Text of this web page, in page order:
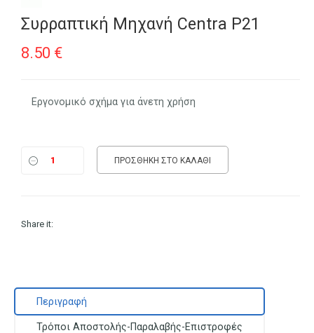
Συρραπτική Μηχανή Centra P21
8.50 €
Εργονομικό σχήμα για άνετη χρήση
ΠΡΟΣΘΉΚΗ ΣΤΟ ΚΑΛΆΘΙ
Share it:
Περιγραφή
Τρόποι Αποστολής-Παραλαβής-Επιστροφές